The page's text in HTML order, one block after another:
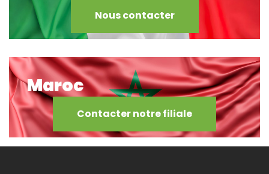
Nous contacter
Maroc
Contacter notre filiale